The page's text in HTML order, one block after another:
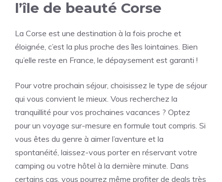
l’île de beauté Corse
La Corse est une destination à la fois proche et
éloignée, c’est la plus proche des îles lointaines. Bien
qu’elle reste en France, le dépaysement est garanti !
Pour votre prochain séjour, choisissez le type de séjour
qui vous convient le mieux. Vous recherchez la
tranquillité pour vos prochaines vacances ? Optez
pour un voyage sur-mesure en formule tout compris. Si
vous êtes du genre à aimer l’aventure et la
spontanéité, laissez-vous porter en réservant votre
camping ou votre hôtel à la dernière minute. Dans
certains cas, vous pourrez même profiter de deals très